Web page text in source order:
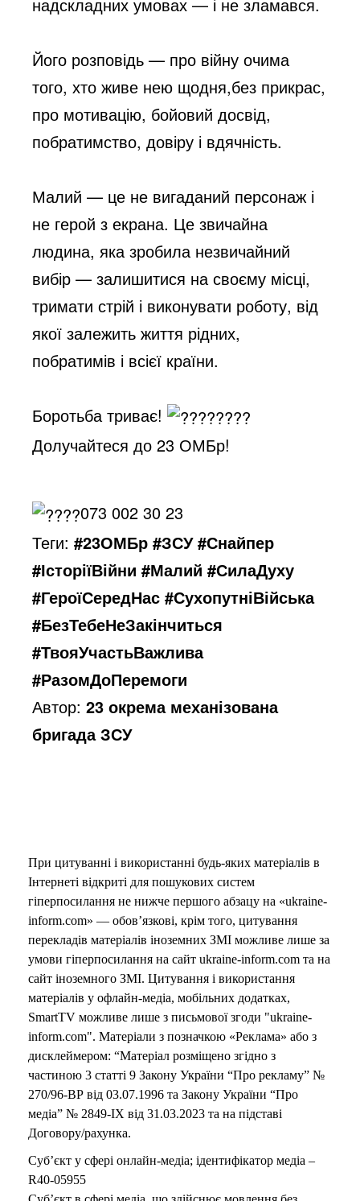
Його розповідь — про війну очима
того, хто живе нею щодня,без прикрас,
про мотивацію, бойовий досвід,
побратимство, довіру і вдячність.
Малий — це не вигаданий персонаж і
не герой з екрана. Це звичайна
людина, яка зробила незвичайний
вибір — залишитися на своєму місці,
тримати стрій і виконувати роботу, від
якої залежить життя рідних,
побратимів і всієї країни.
Боротьба триває!
Долучайтеся до 23 ОМБр!
073 002 30 23
Теги:#23ОМБр #ЗСУ #Снайпер
#ІсторіїВійни #Малий #СилаДуху
#ГероїСередНас #СухопутніВійська
#БезТебеНеЗакінчиться
#ТвояУчастьВажлива
#РазомДоПеремоги
Автор:23 окрема механізована
бригада ЗСУ
При цитуванні і використанні будь-яких матеріалів в
Інтернеті відкриті для пошукових систем
гіперпосилання не нижче першого абзацу на «ukraine-
inform.com» — обов’язкові, крім того, цитування
перекладів матеріалів іноземних ЗМІ можливе лише за
умови гіперпосилання на сайт ukraine-inform.com та на
сайт іноземного ЗМІ. Цитування і використання
матеріалів у офлайн-медіа, мобільних додатках,
SmartTV можливе лише з письмової згоди "ukraine-
inform.com". Матеріали з позначкою «Реклама» або з
дисклеймером: “Матеріал розміщено згідно з
частиною 3 статті 9 Закону України “Про рекламу” №
270/96-ВР від 03.07.1996 та Закону України “Про
медіа” № 2849-IX від 31.03.2023 та на підставі
Договору/рахунка.
Суб’єкт у сфері онлайн-медіа; ідентифікатор медіа –
R40-05955